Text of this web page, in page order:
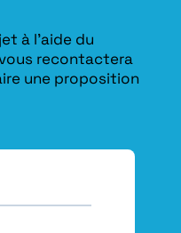
à l’aide du
recontactera
une proposition